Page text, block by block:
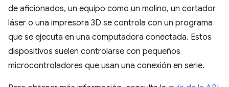
de aficionados, un equipo como un molino, un cortador
láser o una impresora 3D se controla con un programa
que se ejecuta en una computadora conectada. Estos
dispositivos suelen controlarse con pequeños
microcontroladores que usan una conexión en serie.